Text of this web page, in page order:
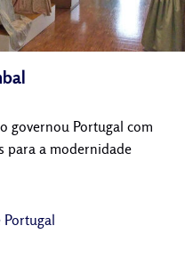
governou Portugal com
para a modernidade